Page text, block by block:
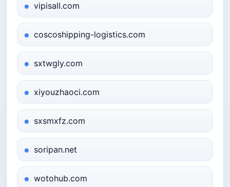
vipisall.com
coscoshipping-logistics.com
sxtwgly.com
xiyouzhaoci.com
sxsmxfz.com
soripan.net
wotohub.com